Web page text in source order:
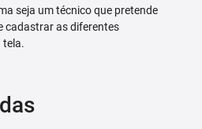
seja um técnico que pretende
cadastrar as diferentes
tela.